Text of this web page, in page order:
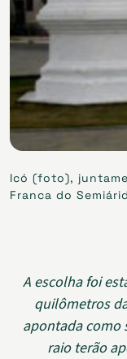
Icó (foto),
Franca do
A escolha foi
quilômetros
apontada como
raio terão